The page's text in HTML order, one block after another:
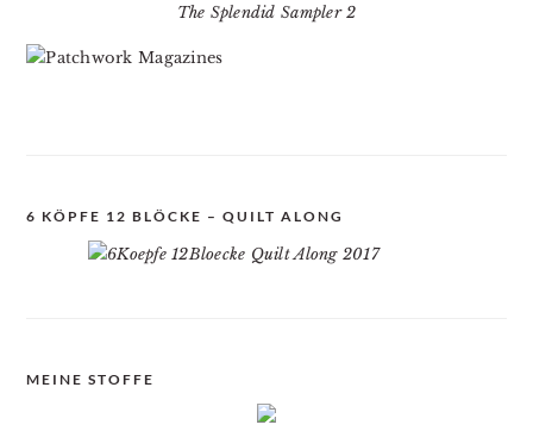
The Splendid Sampler 2
6 KÖPFE 12 BLÖCKE – QUILT ALONG
MEINE STOFFE